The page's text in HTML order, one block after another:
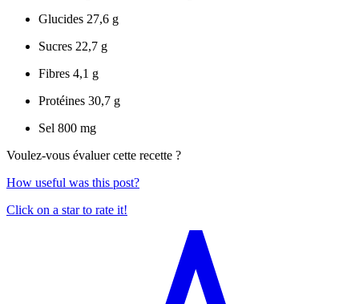
Glucides 27,6 g
Sucres 22,7 g
Fibres 4,1 g
Protéines 30,7 g
Sel 800 mg
Voulez-vous évaluer cette recette ?
How useful was this post?
Click on a star to rate it!